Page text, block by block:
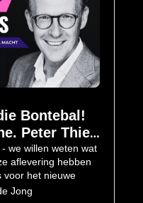
Bontebal!
Peter Thiel
we willen weten wat
aflevering hebben
voor het nieuwe
Jong